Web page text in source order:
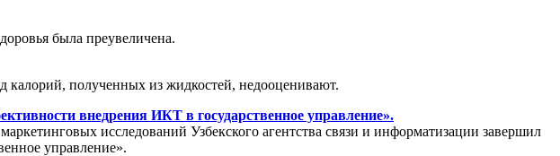
была преувеличена.
полученных из жидкостей, недооценивают.
внедрения ИКТ в государственное управление».
исследований Узбекского агентства связи и информатизации завершил
управление».